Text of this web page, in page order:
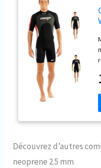
Découvrez d’autres
neoprene 2.5 mm